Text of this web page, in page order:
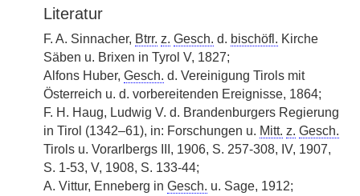
Literatur
F. A. Sinnacher, Btrr. z. Gesch. d. bischöfl. Kirche
Säben u. Brixen in Tyrol V, 1827;
Alfons Huber, Gesch. d. Vereinigung Tirols mit
Österreich u. d. vorbereitenden Ereignisse, 1864;
F. H. Haug, Ludwig V. d. Brandenburgers Regierung
in Tirol (1342–61), in: Forschungen u. Mitt. z. Gesch.
Tirols u. Vorarlbergs III, 1906, S. 257-308, IV, 1907,
S. 1-53, V, 1908, S. 133-44;
A. Vittur, Enneberg in Gesch. u. Sage, 1912;